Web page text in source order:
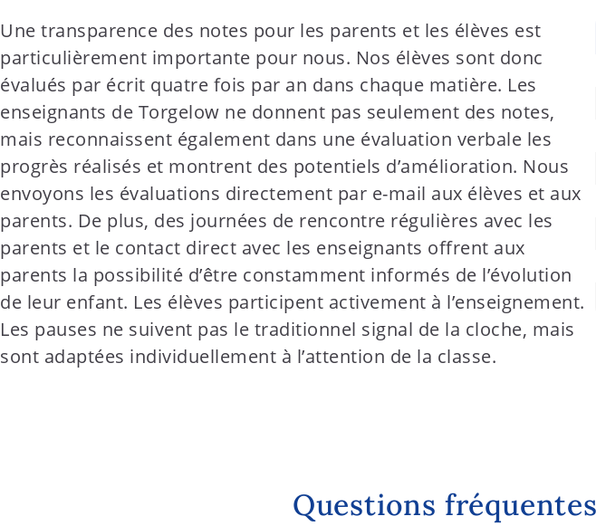
Une transparence des notes pour les parents et les élèves est
particulièrement importante pour nous. Nos élèves sont donc
évalués par écrit quatre fois par an dans chaque matière. Les
enseignants de Torgelow ne donnent pas seulement des notes,
mais reconnaissent également dans une évaluation verbale les
progrès réalisés et montrent des potentiels d’amélioration. Nous
envoyons les évaluations directement par e-mail aux élèves et aux
parents. De plus, des journées de rencontre régulières avec les
parents et le contact direct avec les enseignants offrent aux
parents la possibilité d’être constamment informés de l’évolution
de leur enfant. Les élèves participent activement à l’enseignement.
Les pauses ne suivent pas le traditionnel signal de la cloche, mais
sont adaptées individuellement à l’attention de la classe.
Questions